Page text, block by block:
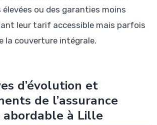
ou des garanties moins
leur tarif accessible mais parfois
la couverture intégrale.
d’évolution et
de l’assurance
à Lille